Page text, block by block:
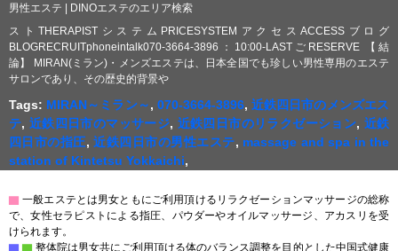
男性エステ | DINOエステのエリア検索
ストTHERAPISTシステムPRICESYSTEMアクセスACCESSブログ
BLOGRECRUITphoneintalk070-3664-3896：10:00-LASTごRESERVE 【結
論】 MIRAN(ミラン)・メンズエステは、日本全国でも珍しい男性専用のエステ
サロンであり、その歴史的背景や
Tags: MIRAN～ミラン～, 070-3664-3896, 近鉄四日市のメンズエス
テ, 近鉄四日市のマッサージ, 近鉄四日市のリラクゼーション, 近鉄
四日市の指圧,近鉄四日市の男性エステ, massage and spa in the
station of Kintetsu Yokkaichi,
▇ 一般エステとは男女ともにご利用頂けるリラクゼーションマッサージの総称
で、女性セラピストによる指圧、パウダーやオイルマッサージ、アカスリを受
けられます。
▇ ▇ 整体院は男女共にご利用頂ける体のバランス調整を目的とした中国式健康